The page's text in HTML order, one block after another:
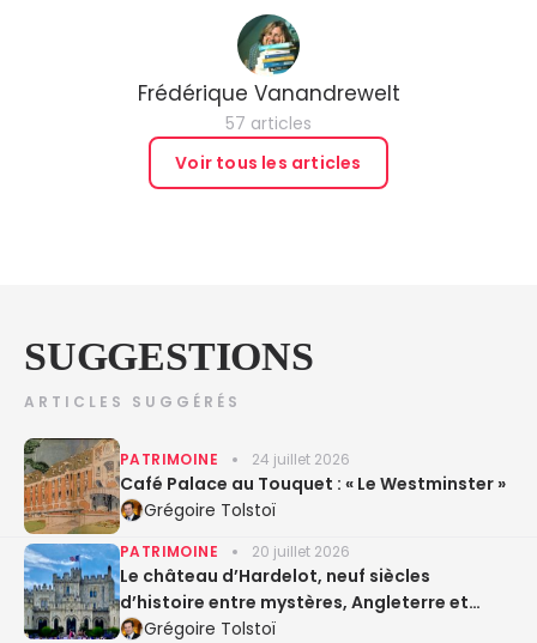
Frédérique Vanandrewelt
57 articles
Voir tous les articles
SUGGESTIONS
ARTICLES SUGGÉRÉS
PATRIMOINE 24 juillet 2026
Café Palace au Touquet : « Le Westminster »
Grégoire Tolstoï
PATRIMOINE 20 juillet 2026
Le château d’Hardelot, neuf siècles
d’histoire entre mystères, Angleterre et
Entente cordiale
Grégoire Tolstoï